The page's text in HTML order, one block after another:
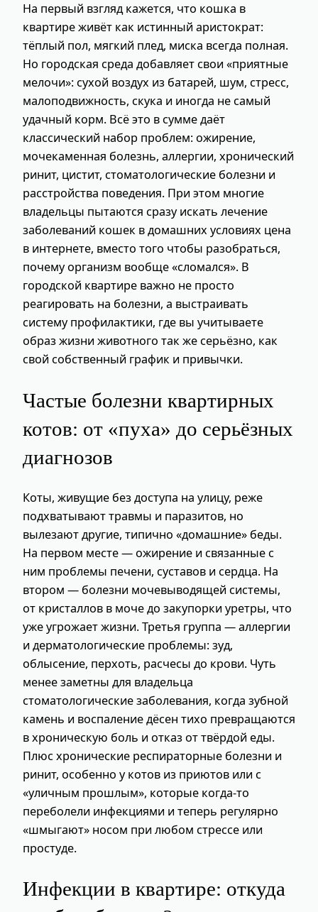
На первый взгляд кажется, что кошка в
квартире живёт как истинный аристократ:
тёплый пол, мягкий плед, миска всегда полная.
Но городская среда добавляет свои «приятные
мелочи»: сухой воздух из батарей, шум, стресс,
малоподвижность, скука и иногда не самый
удачный корм. Всё это в сумме даёт
классический набор проблем: ожирение,
мочекаменная болезнь, аллергии, хронический
ринит, цистит, стоматологические болезни и
расстройства поведения. При этом многие
владельцы пытаются сразу искать лечение
заболеваний кошек в домашних условиях цена
в интернете, вместо того чтобы разобраться,
почему организм вообще «сломался». В
городской квартире важно не просто
реагировать на болезни, а выстраивать
систему профилактики, где вы учитываете
образ жизни животного так же серьёзно, как
свой собственный график и привычки.
Частые болезни квартирных
котов: от «пуха» до серьёзных
диагнозов
Коты, живущие без доступа на улицу, реже
подхватывают травмы и паразитов, но
вылезают другие, типично «домашние» беды.
На первом месте — ожирение и связанные с
ним проблемы печени, суставов и сердца. На
втором — болезни мочевыводящей системы,
от кристаллов в моче до закупорки уретры, что
уже угрожает жизни. Третья группа — аллергии
и дерматологические проблемы: зуд,
облысение, перхоть, расчесы до крови. Чуть
менее заметны для владельца
стоматологические заболевания, когда зубной
камень и воспаление дёсен тихо превращаются
в хроническую боль и отказ от твёрдой еды.
Плюс хронические респираторные болезни и
ринит, особенно у котов из приютов или с
«уличным прошлым», которые когда-то
переболели инфекциями и теперь регулярно
«шмыгают» носом при любом стрессе или
простуде.
Инфекции в квартире: откуда